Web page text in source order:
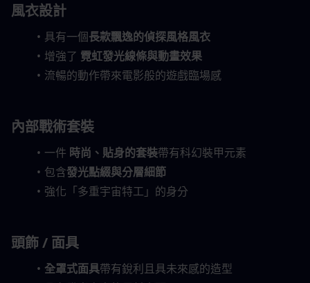
風衣設計
具有一個長款飄逸的偵探風格風衣
增強了 霓虹發光線條與動畫效果
流暢的動作帶來電影般的遊戲臨場感
內部戰術套裝
一件 時尚、貼身的套裝帶有科幻裝甲元素
包含發光點綴與分層細節
強化「多重宇宙特工」的身分
頭飾 / 面具
全罩式面具帶有銳利且具未來感的造型